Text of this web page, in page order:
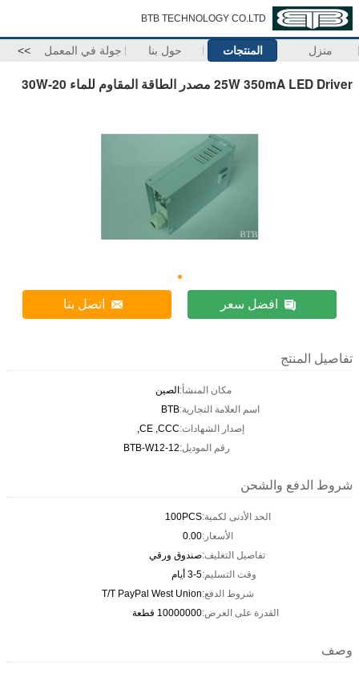
BTB TECHNOLOGY CO.LTD
منزل المنتجات حول بنا جولة في المعمل >>
25W 350mA LED Driver مصدر الطاقة المقاوم للماء 20-30W
افضل سعر اتصل بنا
تفاصيل المنتج
مكان المنشأ:الصين
اسم العلامة التجارية:BTB
إصدار الشهادات:CE ,CCC,
رقم الموديل:BTB-W12-12
شروط الدفع والشحن
الحد الأدنى لكمية:100PCS
الأسعار:0.00
تفاصيل التغليف:صندوق ورقي
وقت التسليم:3-5 أيام
شروط الدفع:T/T PayPal West Union
القدرة على العرض:10000000 قطعة
وصف